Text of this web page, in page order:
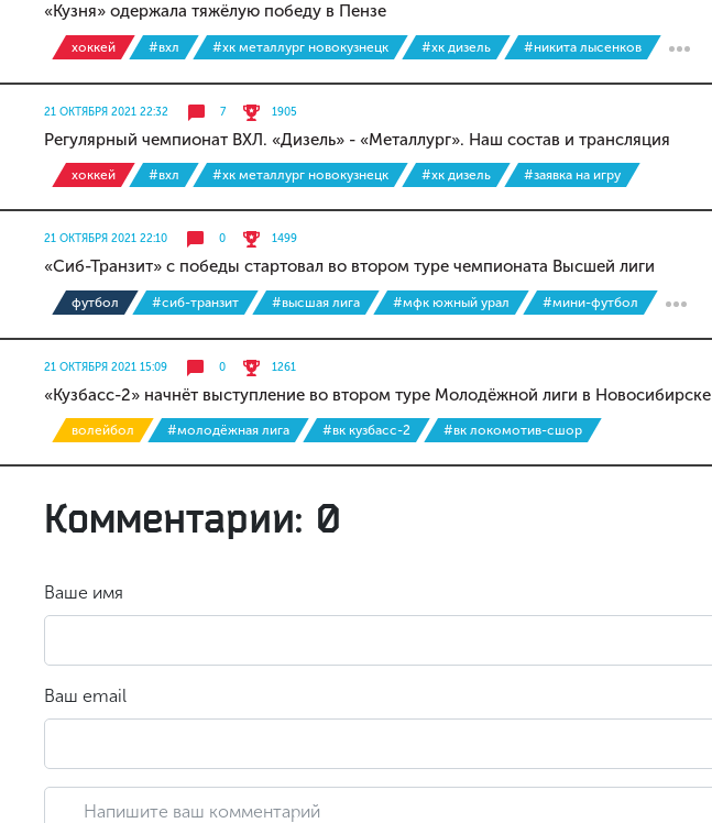
«Кузня» одержала тяжёлую победу в Пензе
хоккей #вхл #хк металлург новокузнецк #хк дизель #никита лысенков
21 ОКТЯБРЯ 2021 22:32 7 1905
Регулярный чемпионат ВХЛ. «Дизель» - «Металлург». Наш состав и трансляция
хоккей #вхл #хк металлург новокузнецк #хк дизель #заявка на игру
21 ОКТЯБРЯ 2021 22:10 0 1499
«Сиб-Транзит» с победы стартовал во втором туре чемпионата Высшей лиги
футбол #сиб-транзит #высшая лига #мфк южный урал #мини-футбол
21 ОКТЯБРЯ 2021 15:09 0 1261
«Кузбасс-2» начнёт выступление во втором туре Молодёжной лиги в Новосибирске
волейбол #молодёжная лига #вк кузбасс-2 #вк локомотив-сшор
Комментарии: 0
Ваше имя
Ваш email